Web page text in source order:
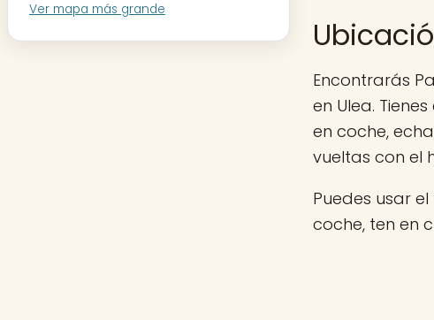
Ver mapa más grande
Encontrarás
en Ulea.
en coche,
vueltas con el
Puedes usar
coche, ten en